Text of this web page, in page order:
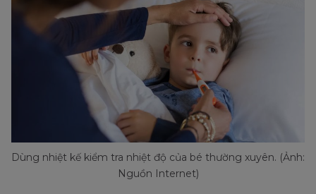
Dùng nhiệt kế kiểm tra nhiệt độ của bé thường xuyên. (Ảnh:
Nguồn Internet)